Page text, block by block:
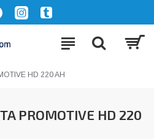
HD 220 AH
PROMOTIVE HD 220